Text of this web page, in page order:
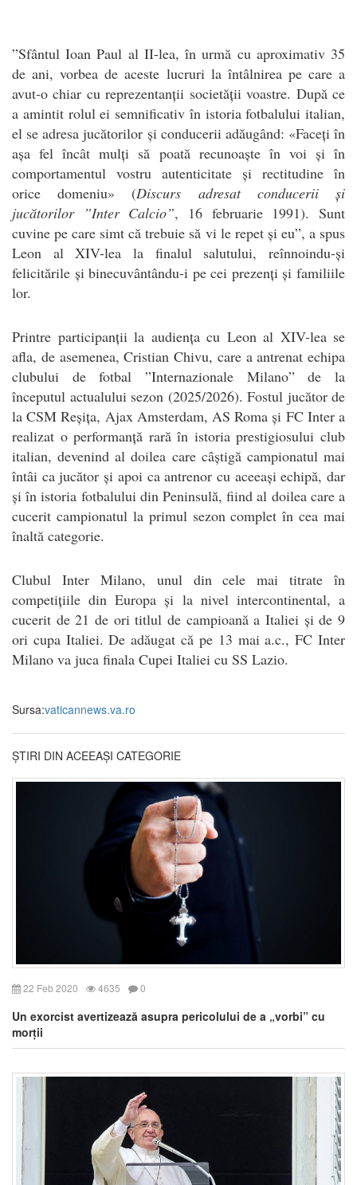
”Sfântul Ioan Paul al II-lea, în urmă cu aproximativ 35
de ani, vorbea de aceste lucruri la întâlnirea pe care a
avut-o chiar cu reprezentanții societății voastre. După ce
a amintit rolul ei semnificativ în istoria fotbalului italian,
el se adresa jucătorilor și conducerii adăugând: «Faceți în
așa fel încât mulți să poată recunoaște în voi și în
comportamentul vostru autenticitate și rectitudine în
orice domeniu» (Discurs adresat conducerii și
jucătorilor ”Inter Calcio”, 16 februarie 1991). Sunt
cuvine pe care simt că trebuie să vi le repet și eu”, a spus
Leon al XIV-lea la finalul salutului, reînnoindu-și
felicitările și binecuvântându-i pe cei prezenți și familiile
lor.
Printre participanții la audiența cu Leon al XIV-lea se
afla, de asemenea, Cristian Chivu, care a antrenat echipa
clubului de fotbal ”Internazionale Milano” de la
începutul actualului sezon (2025/2026). Fostul jucător de
la CSM Reșița, Ajax Amsterdam, AS Roma și FC Inter a
realizat o performanță rară în istoria prestigiosului club
italian, devenind al doilea care câștigă campionatul mai
întâi ca jucător și apoi ca antrenor cu aceeași echipă, dar
și în istoria fotbalului din Peninsulă, fiind al doilea care a
cucerit campionatul la primul sezon complet în cea mai
înaltă categorie.
Clubul Inter Milano, unul din cele mai titrate în
competițiile din Europa și la nivel intercontinental, a
cucerit de 21 de ori titlul de campioană a Italiei și de 9
ori cupa Italiei. De adăugat că pe 13 mai a.c., FC Inter
Milano va juca finala Cupei Italiei cu SS Lazio.
Sursa:vaticannews.va.ro
ȘTIRI DIN ACEEAȘI CATEGORIE
22 Feb 2020 4635 0
Un exorcist avertizează asupra pericolului de a „vorbi” cu
morții